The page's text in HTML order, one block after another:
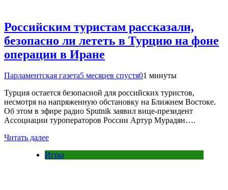
Российским туристам рассказали,
безопасно ли лететь в Турцию на фоне
операции в Иране
Парламентская газета5 месяцев спустя01 минуты
Турция остается безопасной для российских туристов,
несмотря на напряженную обстановку на Ближнем Востоке.
Об этом в эфире радио Sputnik заявил вице-президент
Ассоциации туроператоров России Артур Мурадян….
Читать далее
Игры